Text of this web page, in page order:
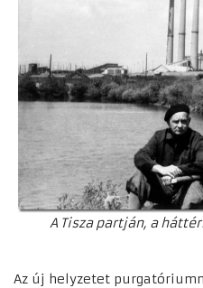
A Tisza partján, a
Az új helyzetet